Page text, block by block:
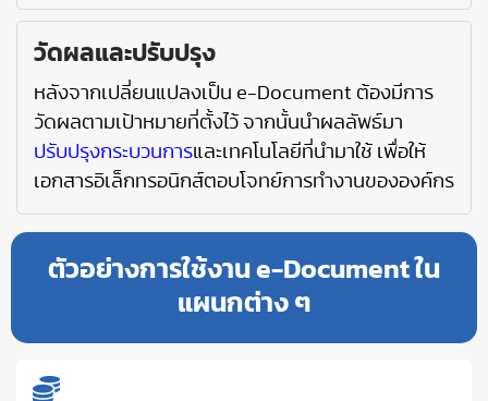
วัดผลและปรับปรุง
หลังจากเปลี่ยนแปลงเป็น e-Document ต้องมีการ
วัดผลตามเป้าหมายที่ตั้งไว้ จากนั้นนำผลลัพธ์มา
ปรับปรุงกระบวนการและเทคโนโลยีที่นำมาใช้ เพื่อให้
เอกสารอิเล็กทรอนิกส์ตอบโจทย์การทำงานขององค์กร
ตัวอย่างการใช้งาน e-Document ใน
แผนกต่าง ๆ